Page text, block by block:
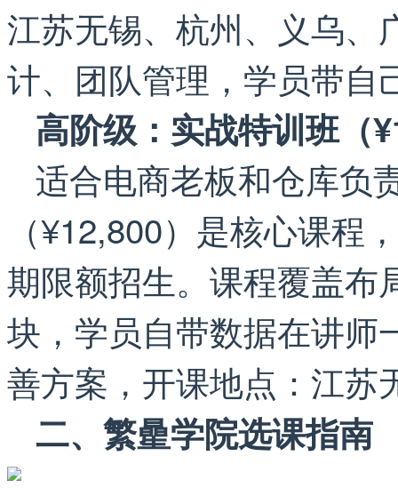
江苏无锡、杭州、义乌、
计、团队管理，学员带自
高阶级：实战特训班（
适合电商老板和仓库负
（¥12,800）是核心课程
期限额招生。课程覆盖布
块，学员自带数据在讲师
善方案，开课地点：江苏
二、繁曐学院选课指南